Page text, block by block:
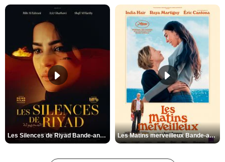
Les Silences de Riyad Bande-annonce VO STFR Les Matins merveilleux Bande-annonce VF